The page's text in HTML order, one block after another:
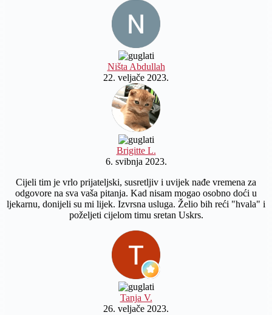
Ništa Abdullah
22. veljače 2023.
Brigitte L.
6. svibnja 2023.
Cijeli tim je vrlo prijateljski, susretljiv i uvijek nađe vremena za
odgovore na sva vaša pitanja. Kad nisam mogao osobno doći u
ljekarnu, donijeli su mi lijek. Izvrsna usluga. Želio bih reći "hvala" i
poželjeti cijelom timu sretan Uskrs.
Tanja V.
26. veljače 2023.